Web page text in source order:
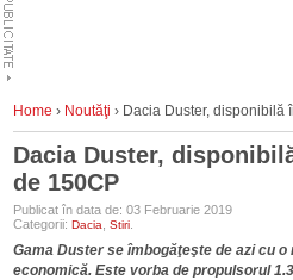
Home › Noutăţi › Dacia Duster, disponibilă
Dacia Duster,
de 150CP
Publicat în data de: 03 Februarie 2019
Categorii: Dacia Stiri
Gama Duster se îmbogăţeşte de azi cu
economică. Este vorba de propulsorul